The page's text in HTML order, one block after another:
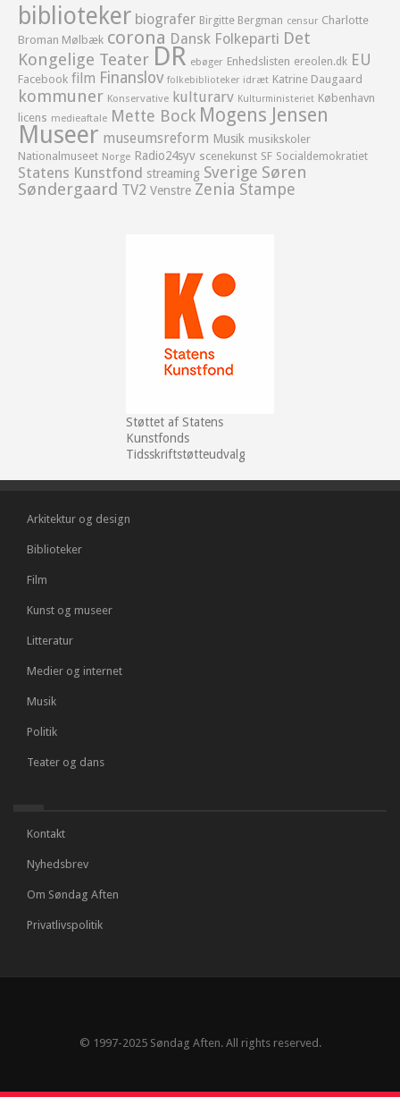
biblioteker biografer Birgitte Bergman censur Charlotte
Broman Mølbæk corona Dansk Folkeparti Det
Kongelige Teater DR ebøger Enhedslisten ereolen.dk EU
Facebook film Finanslov folkebiblioteker idræt Katrine Daugaard
kommuner Konservative kulturarv Kulturministeriet København
licens medieaftale Mette Bock Mogens Jensen
Museer museumsreform Musik musikskoler
Nationalmuseet Norge Radio24syv scenekunst SF Socialdemokratiet
Statens Kunstfond streaming Sverige Søren
Søndergaard TV2 Venstre Zenia Stampe
Støttet af Statens
Kunstfonds
Tidsskriftstøtteudvalg
Arkitektur og design
Biblioteker
Film
Kunst og museer
Litteratur
Medier og internet
Musik
Politik
Teater og dans
Kontakt
Nyhedsbrev
Om Søndag Aften
Privatlivspolitik
© 1997-2025 Søndag Aften. All rights reserved.